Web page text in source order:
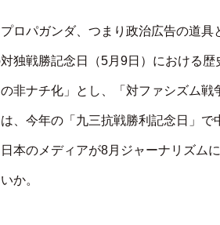
ロパガンダ、つまり政治広告の道
独戦勝記念日（5月9日）における
非ナチ化」とし、「対ファシズム
、今年の「九三抗戦勝利記念日」
本のメディアが8月ジャーナリズム
か。